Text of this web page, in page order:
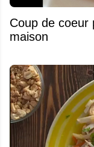
Coup de coeur
maison